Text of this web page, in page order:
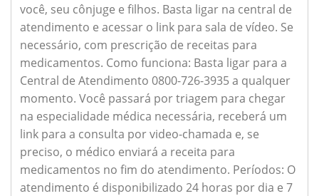
você, seu cônjuge e filhos. Basta ligar na central de
atendimento e acessar o link para sala de vídeo. Se
necessário, com prescrição de receitas para
medicamentos. Como funciona: Basta ligar para a
Central de Atendimento 0800-726-3935 a qualquer
momento. Você passará por triagem para chegar
na especialidade médica necessária, receberá um
link para a consulta por video-chamada e, se
preciso, o médico enviará a receita para
medicamentos no fim do atendimento. Períodos: O
atendimento é disponibilizado 24 horas por dia e 7